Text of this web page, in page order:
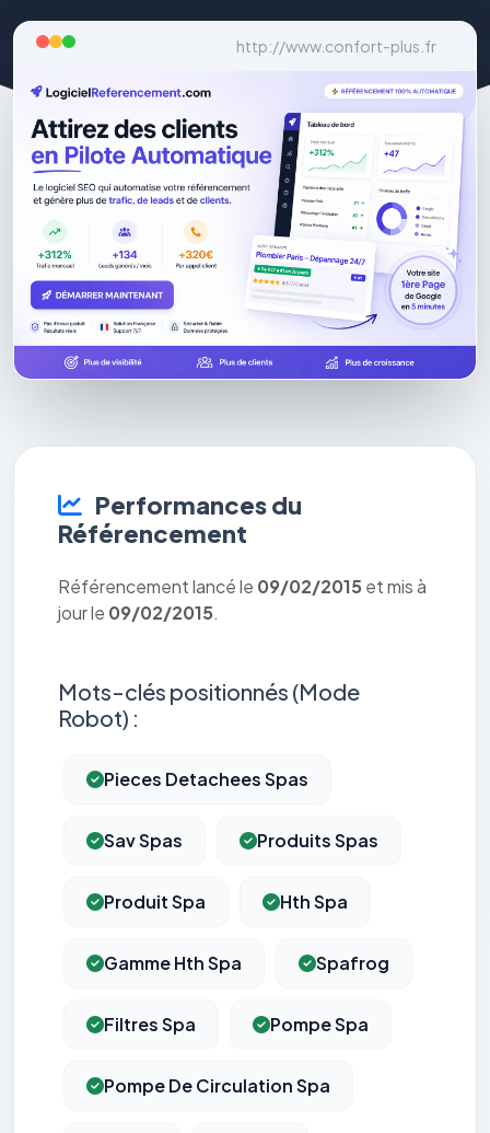
http://www.confort-plus.fr
Performances du
Référencement
Référencement lancé le 09/02/2015 et mis à
jour le 09/02/2015.
Mots-clés positionnés (Mode
Robot) :
Pieces Detachees Spas
Sav Spas Produits Spas
Produit Spa Hth Spa
Gamme Hth Spa Spafrog
Filtres Spa Pompe Spa
Pompe De Circulation Spa